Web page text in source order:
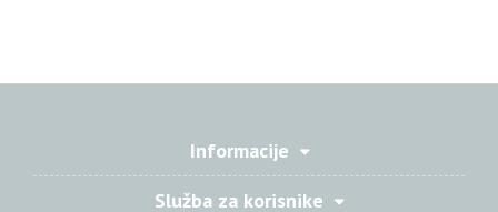
Informacije
Služba za korisnike